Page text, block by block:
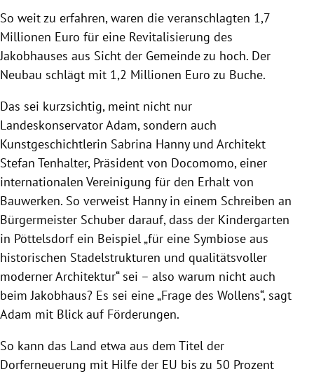
So weit zu erfahren, waren die veranschlagten 1,7
Millionen Euro für eine Revitalisierung des
Jakobhauses aus Sicht der Gemeinde zu hoch. Der
Neubau schlägt mit 1,2 Millionen Euro zu Buche.
Das sei kurzsichtig, meint nicht nur
Landeskonservator Adam, sondern auch
Kunstgeschichtlerin Sabrina Hanny und Architekt
Stefan Tenhalter, Präsident von Docomomo, einer
internationalen Vereinigung für den Erhalt von
Bauwerken. So verweist Hanny in einem Schreiben an
Bürgermeister Schuber darauf, dass der Kindergarten
in Pöttelsdorf ein Beispiel „für eine Symbiose aus
historischen Stadelstrukturen und qualitätsvoller
moderner Architektur“ sei – also warum nicht auch
beim Jakobhaus? Es sei eine „Frage des Wollens“, sagt
Adam mit Blick auf Förderungen.
So kann das Land etwa aus dem Titel der
Dorferneuerung mit Hilfe der EU bis zu 50 Prozent